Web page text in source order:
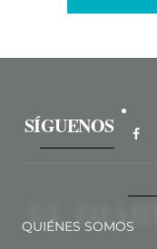
SÍGUENOS
QUIÉNES SOMOS